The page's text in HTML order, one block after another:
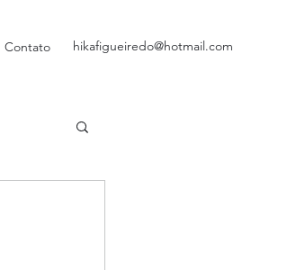
Contato hikafigueiredo@hotmail.com